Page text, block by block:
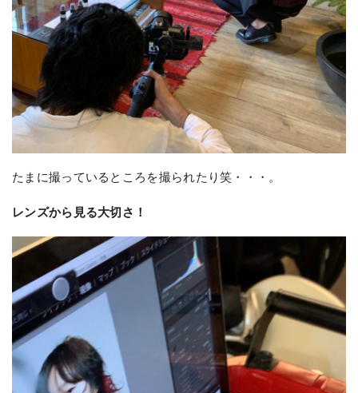
たまに撮っているところを撮られたり笑・・・。
レンズから見る大切さ！